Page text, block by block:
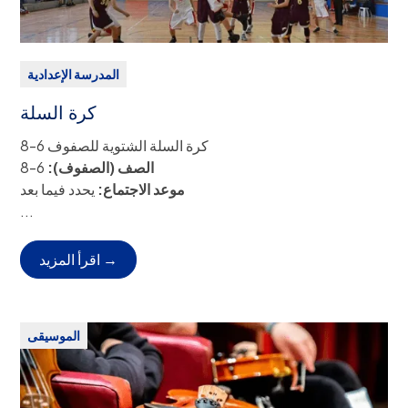
المدرسة الإعدادية
كرة السلة
كرة السلة الشتوية للصفوف 6-8
الصف (الصفوف):
موعد الاجتماع: يحدد فيما بعد
الاستلام من قبل الوالدين/ولي الأمر أو خدمة
الرسوم: بدون تكلفة
...
اقرأ المزيد →
الموسيقى